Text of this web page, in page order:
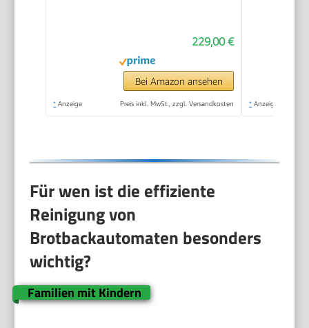
und Hefespender, 31
automatische
Programme, zwei
Temperatursensoren,
229,00 €
Bei Amazon ansehen
* Anzeige Preis inkl. MwSt., zzgl. Versandkosten * Anzeige
Für wen ist die effiziente
Reinigung von
Brotbackautomaten besonders
wichtig?
Familien mit Kindern